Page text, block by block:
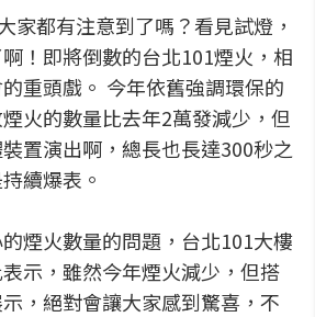
家都有注意到了嗎？看見試燈，
！即將倒數的台北101煙火，相
重頭戲。 今年依舊強調環保的
火的數量比去年2萬發減少，但
置演出啊，總長也長達300秒之
續爆表。
煙火數量的問題，台北101大樓
示，雖然今年煙火減少，但搭
，絕對會讓大家感到驚喜，不